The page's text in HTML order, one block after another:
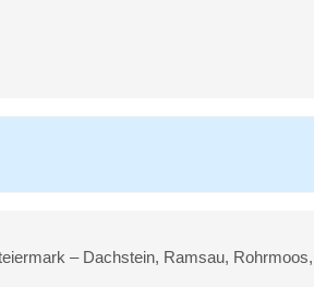
– Dachstein, Ramsau, Rohrmoos,